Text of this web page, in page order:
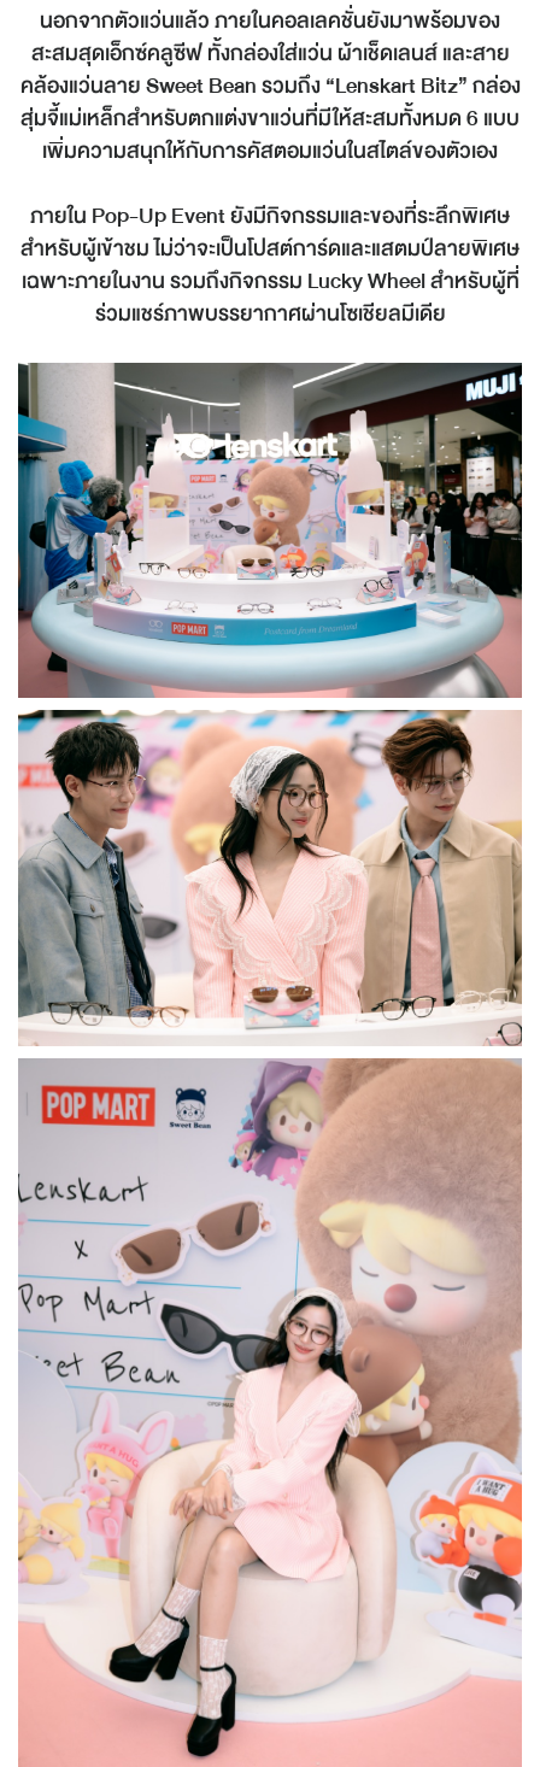
นอกจากตัวแว่นแล้ว ภายในคอลเลคชั่นยังมาพร้อมของ
สะสมสุดเอ็กซ์คลูซีฟ ทั้งกล่องใส่แว่น ผ้าเช็ดเลนส์ และสาย
คล้องแว่นลายSweet Beanรวมถึง“Lenskart Bitz”กล่อง
สุ่มจี้แม่เหล็กสำหรับตกแต่งขาแว่นที่มีให้สะสมทั้งหมด6 แบบ
เพิ่มความสนุกให้กับการคัสตอมแว่นในสไตล์ของตัวเอง
ภายใน Pop-Up Eventยังมีกิจกรรมและของที่ระลึกพิเศษ
สำหรับผู้เข้าชม ไม่ว่าจะเป็นโปสต์การ์ดและแสตมป์ลายพิเศษ
เฉพาะภายในงาน รวมถึงกิจกรรม Lucky Wheelสำหรับผู้ที่
ร่วมแชร์ภาพบรรยากาศผ่านโซเชียลมีเดีย